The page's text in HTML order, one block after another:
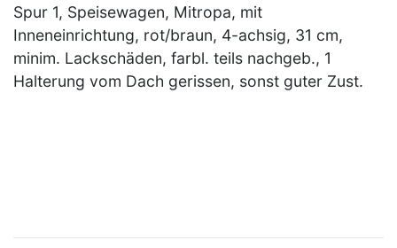
Spur 1, Speisewagen, Mitropa, mit
Inneneinrichtung, rot/braun, 4-achsig, 31 cm,
minim. Lackschäden, farbl. teils nachgeb., 1
Halterung vom Dach gerissen, sonst guter Zust.